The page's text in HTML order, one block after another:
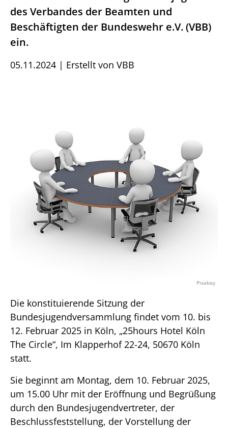
des Verbandes der Beamten und
Beschäftigten der Bundeswehr e.V. (VBB)
ein.
05.11.2024 | Erstellt von VBB
Pixabay
Die konstituierende Sitzung der
Bundesjugendversammlung findet vom 10. bis
12. Februar 2025 in Köln, „25hours Hotel Köln
The Circle“, Im Klapperhof 22-24, 50670 Köln
statt.
Sie beginnt am Montag, dem 10. Februar 2025,
um 15.00 Uhr mit der Eröffnung und Begrüßung
durch den Bundesjugendvertreter, der
Beschlussfeststellung, der Vorstellung der